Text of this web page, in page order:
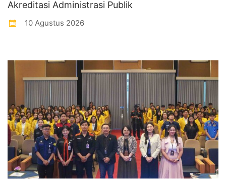
Akreditasi Administrasi Publik
10 Agustus 2026